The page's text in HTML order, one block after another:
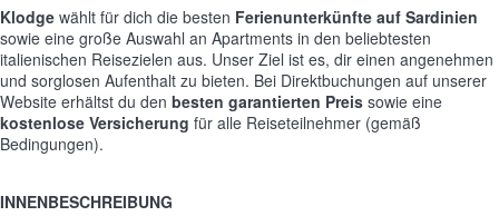
Klodge wählt für dich die besten Ferienunterkünfte auf Sardinien
sowie eine große Auswahl an Apartments in den beliebtesten
italienischen Reisezielen aus. Unser Ziel ist es, dir einen angenehmen
und sorglosen Aufenthalt zu bieten. Bei Direktbuchungen auf unserer
Website erhältst du den besten garantierten Preis sowie eine
kostenlose Versicherung für alle Reiseteilnehmer (gemäß
Bedingungen).
INNENBESCHREIBUNG